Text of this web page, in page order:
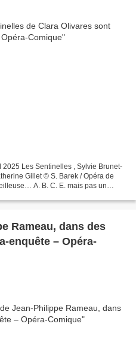
Les Sentinelles , Sylvie Brunet-
Gillet © S. Barek / Opéra de
A. B. C. E. mais pas un
Rameau, dans des
enquête – Opéra-